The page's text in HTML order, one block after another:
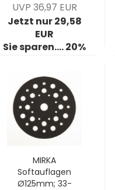
UVP 36,97 EUR
Jetzt nur 29,58
EUR
Sie sparen.... 20%
MIRKA
Softauflagen
Ø125mm; 33-